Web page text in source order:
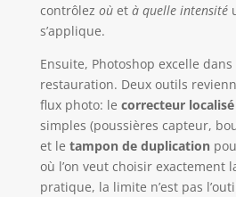
contrôlez oùet à quelle intensité
s’applique.
Ensuite, Photoshop excelle
restauration. Deux outils
flux photo: le correcteur localisé
simples (poussières capteur,
et le tampon de duplication
où l’on veut choisir exactement
pratique, la limite n’est pas